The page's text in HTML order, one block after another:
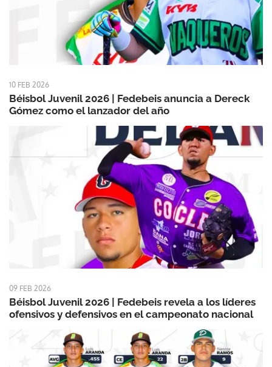
10 FEB 2026
Béisbol Juvenil 2026 | Fedebeis anuncia a Dereck
Gómez como el lanzador del año
09 FEB 2026
Béisbol Juvenil 2026 | Fedebeis revela a los líderes
ofensivos y defensivos en el campeonato nacional